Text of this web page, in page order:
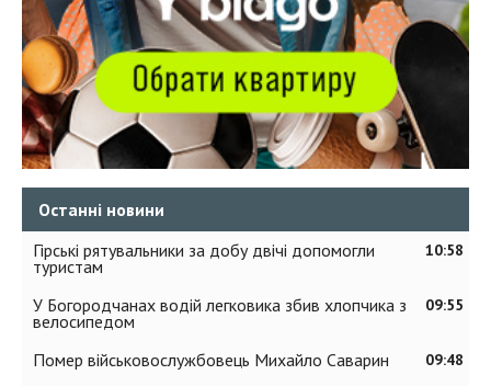
Останні новини
10:58
Гірські рятувальники за добу двічі допомогли
туристам
09:55
У Богородчанах водій легковика збив хлопчика з
велосипедом
09:48
Помер військовослужбовець Михайло Саварин